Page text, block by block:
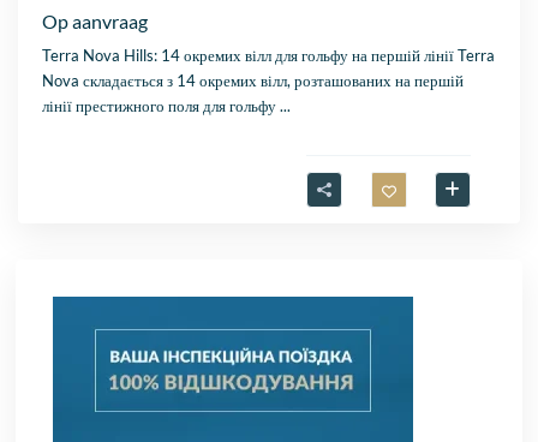
Op aanvraag
Terra Nova Hills: 14 окремих вілл для гольфу на першій лінії Terra
Nova складається з 14 окремих вілл, розташованих на першій
лінії престижного поля для гольфу...